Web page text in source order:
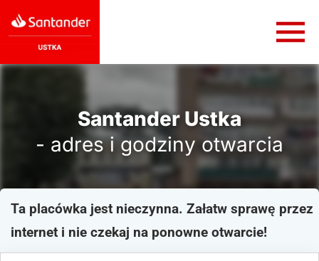
Santander Ustka
- adres i godziny otwarcia
Ta placówka jest nieczynna. Załatw sprawę przez
internet i nie czekaj na ponowne otwarcie!